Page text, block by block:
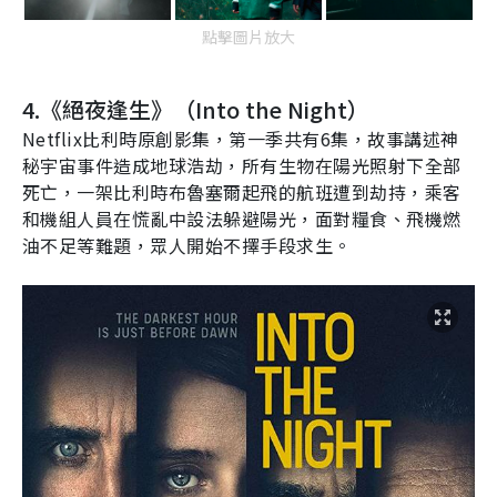
點擊圖片放大
4. 《絕夜逢生》（Into the Night）
Netflix比利時原創影集，第一季共有6集，故事講述神
秘宇宙事件造成地球浩劫，所有生物在陽光照射下全部
死亡，一架比利時布魯塞爾起飛的航班遭到劫持，乘客
和機組人員在慌亂中設法躲避陽光，面對糧食、飛機燃
油不足等難題，眾人開始不擇手段求生。